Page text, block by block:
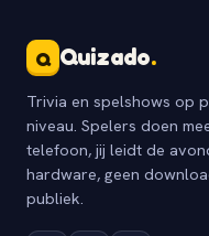
Q Quizado.
Trivia en spelshows op
niveau. Spelers doen
telefoon, jij leidt de
hardware, geen
publiek.